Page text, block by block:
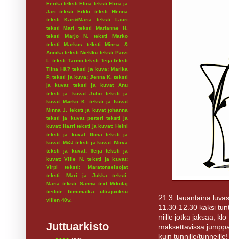
21.3. lauantaina
11.30-12.30 kaksi
niille jotka jaksaa,
maksettavissa
kuin tunnille/
Eerika teksti Elina teksti Elina ja
Jari
teksti Erkki
teksti Henna
teksti Kari&Maria
teksti Lauri
teksti Mari
teksti Marianne H.
teksti Marjo N.
teksti Marko
teksti Markus
teksti Minna &
Annika teksti Niekku teksti Päivi
L.
teksti Tarmo teksti Teija teksti
Tiina Hä? teksti ja kuva: Marika
P. teksti ja kuva; Jenna K.
teksti
ja kuvat
teksti ja kuvat Anu
teksti ja kuvat Juho
teksti ja
kuvat Marko K.
teksti ja kuvat
Minna J.
teksti ja kuvat johanna
teksti ja kuvat petteri
teksti ja
kuvat: Harri teksti ja kuvat: Heini
teksti ja kuvat: Ilona
teksti ja
kuvat: M&J teksti ja kuvat: Mirva
teksti ja kuvat: Teija
teksti ja
kuvat: Ville N.
teksti ja kuvat:
Virpi
teksti: Maratonseisojat
teksti: Mari ja Jukka
teksti:
Maria teksti: Sanna text Mikolaj
tiedote
tiimimatka
ultrajuoksu
villen 40v.
Juttuarkisto